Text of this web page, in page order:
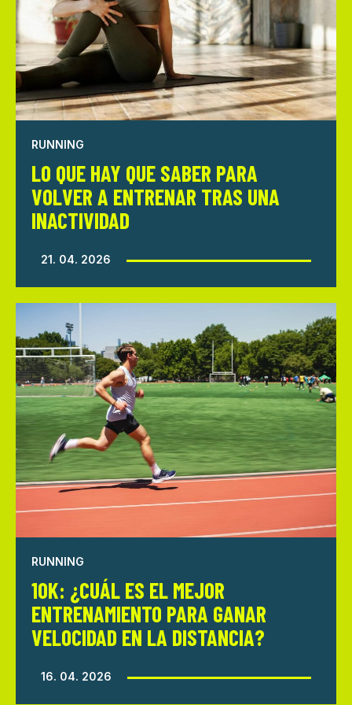
RUNNING
LO QUE HAY QUE SABER PARA
VOLVER A ENTRENAR TRAS UNA
INACTIVIDAD
21. 04. 2026
RUNNING
10K: ¿CUÁL ES EL MEJOR
ENTRENAMIENTO PARA GANAR
VELOCIDAD EN LA DISTANCIA?
16. 04. 2026